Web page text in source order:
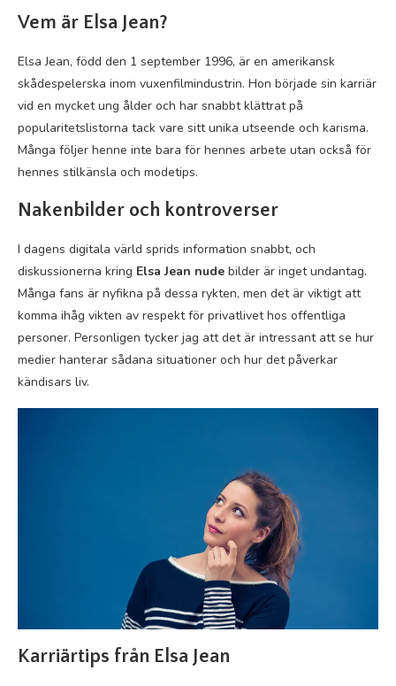
Vem är Elsa Jean?
Elsa Jean, född den 1 september 1996, är en amerikansk
skådespelerska inom vuxenfilmindustrin. Hon började sin karriär
vid en mycket ung ålder och har snabbt klättrat på
popularitetslistorna tack vare sitt unika utseende och karisma.
Många följer henne inte bara för hennes arbete utan också för
hennes stilkänsla och modetips.
Nakenbilder och kontroverser
I dagens digitala värld sprids information snabbt, och
diskussionerna kring Elsa Jean nude bilder är inget undantag.
Många fans är nyfikna på dessa rykten, men det är viktigt att
komma ihåg vikten av respekt för privatlivet hos offentliga
personer. Personligen tycker jag att det är intressant att se hur
medier hanterar sådana situationer och hur det påverkar
kändisars liv.
Karriärtips från Elsa Jean